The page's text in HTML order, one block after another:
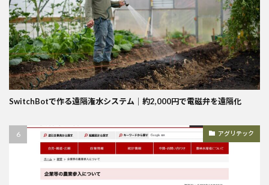
SwitchBotで作る遠隔潅水システム｜約2,000円で電磁弁を遠隔化
アグリテック